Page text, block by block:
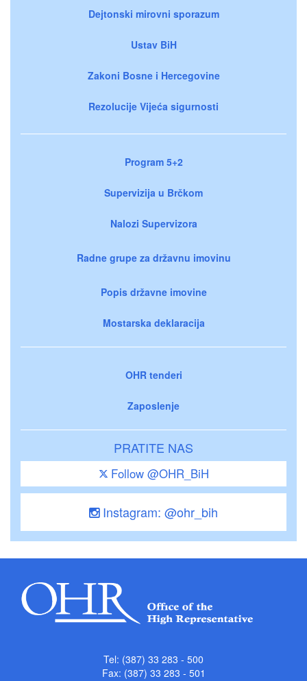
Dejtonski mirovni sporazum
Ustav BiH
Zakoni Bosne i Hercegovine
Rezolucije Vijeća sigurnosti
Program 5+2
Supervizija u Brčkom
Nalozi Supervizora
Radne grupe za državnu imovinu
Popis državne imovine
Mostarska deklaracija
OHR tenderi
Zaposlenje
PRATITE NAS
Follow @OHR_BiH
Instagram: @ohr_bih
Tel: (387) 33 283 - 500
Fax: (387) 33 283 - 501